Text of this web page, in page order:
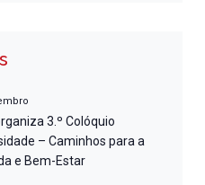
3.º Colóquio
– Caminhos para a
e Bem-Estar